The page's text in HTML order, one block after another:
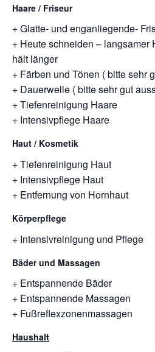
Haare / Friseur
+ Glatte- und enganliegende-
+ Heute schneiden – langsamer
hält länger
+ Färben und Tönen ( bitte sehr
+ Dauerwelle ( bitte sehr gut
+ Tiefenreinigung Haare
+ Intensivpflege Haare
Haut / Kosmetik
+ Tiefenreinigung Haut
+ Intensivpflege Haut
+ Entfernung von Hornhaut
Körperpflege
+ Intensivreinigung und Pflege
Bäder und Massagen
+ Entspannende Bäder
+ Entspannende Massagen
+ Fußreflexzonenmassagen
Haushalt